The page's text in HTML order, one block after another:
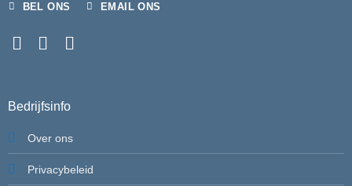
BEL ONS EMAIL ONS
Bedrijfsinfo
Over ons
Privacybeleid